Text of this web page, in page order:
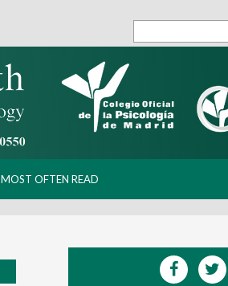
MOST OFTEN READ